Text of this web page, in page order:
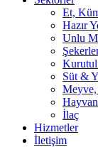
Et,
Hazır
Unlu
Süt &
İlaç
Hizmetler
İletişim